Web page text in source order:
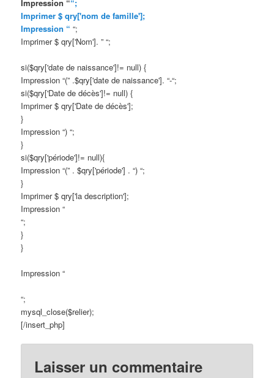
Impression ““;
Imprimer $ qry['nom de famille'];
Impression “ “;
Imprimer $ qry['Nom']. ” “;
si($qry['date de naissance']!= null) {
Impression “(” .$qry['date de naissance']. “-“;
si($qry['Date de décès']!= null) {
Imprimer $ qry['Date de décès'];
}
Impression “) “;
}
si($qry['période']!= null){
Impression “(” . $qry['période'] . “) “;
}
Imprimer $ qry['la description'];
Impression “
“;
}
}
Impression “
“;
mysql_close($relier);
[/insert_php]
Laisser un commentaire